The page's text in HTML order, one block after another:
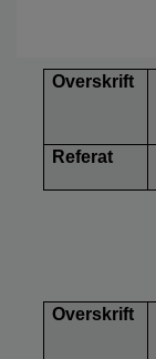
Overskrift
Referat
Overskrift